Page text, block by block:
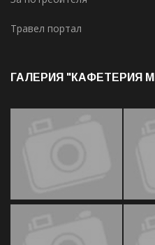
Травел портал
ГАЛЕРИЯ "КАФЕТЕРИЯ